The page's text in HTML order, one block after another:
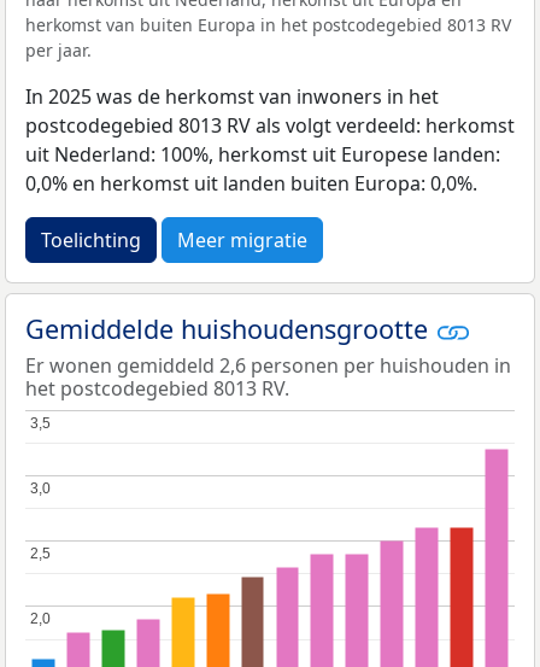
herkomst van buiten Europa in het postcodegebied 8013 RV
per jaar.
In 2025 was de herkomst van inwoners in het
postcodegebied 8013 RV als volgt verdeeld: herkomst
uit Nederland: 100%, herkomst uit Europese landen:
0,0% en herkomst uit landen buiten Europa: 0,0%.
Toelichting Meer migratie
Gemiddelde huishoudensgrootte
Er wonen gemiddeld 2,6 personen per huishouden in
het postcodegebied 8013 RV.
2,0
2,0
2,5
2,5
3,0
3,0
3,5
3,5